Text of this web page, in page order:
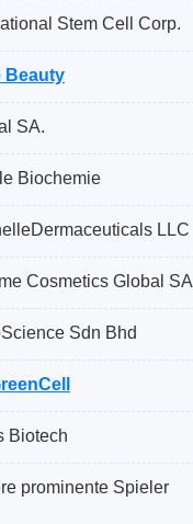
Stem Cell Corp.
Beauty
SA.
Biochemie
LLC
Cosmetics Global SA
Sdn Bhd
Biotech
prominente Spieler